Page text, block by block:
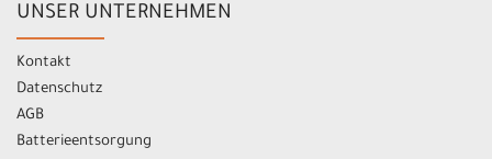
UNSER UNTERNEHMEN
Kontakt
Datenschutz
AGB
Batterieentsorgung